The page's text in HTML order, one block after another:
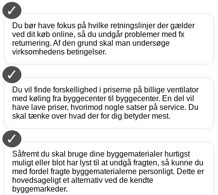
✓
Du bør have fokus på hvilke retningslinjer der gælder
ved dit køb online, så du undgår problemer med fx
returnering. Af den grund skal man undersøge
virksomhedens betingelser.
✓
Du vil finde forskellighed i priserne på billige ventilator
med køling fra byggecenter til byggecenter. En del vil
have lave priser, hvorimod nogle satser på service. Du
skal tænke over hvad der for dig betyder mest.
✓
Såfremt du skal bruge dine byggematerialer hurtigst
muligt eller blot har lyst til at undgå fragten, så kunne du
med fordel fragte byggematerialerne personligt. Dette er
hovedsageligt et alternativ ved de kendte
byggemarkeder.